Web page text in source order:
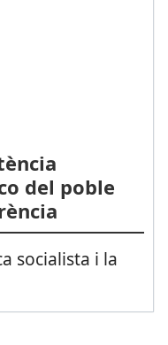
del poble
socialista i la